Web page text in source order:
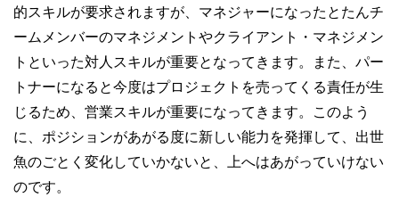
的スキルが要求されますが、マネジャーになったとたんチ
ームメンバーのマネジメントやクライアント・マネジメン
トといった対人スキルが重要となってきます。また、パー
トナーになると今度はプロジェクトを売ってくる責任が生
じるため、営業スキルが重要になってきます。このよう
に、ポジションがあがる度に新しい能力を発揮して、出世
魚のごとく変化していかないと、上へはあがっていけない
のです。